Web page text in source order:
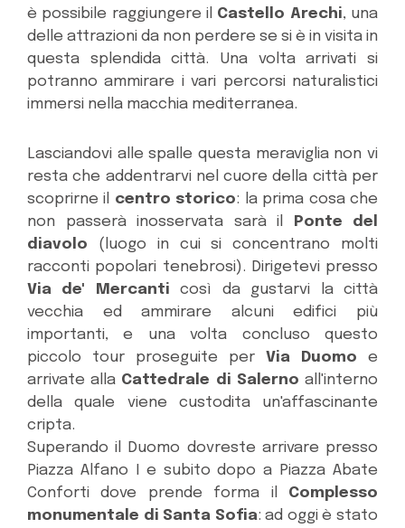
è possibile raggiungere il Castello Arechi, una
delle attrazioni da non perdere se si è in visita in
questa splendida città. Una volta arrivati si
potranno ammirare i vari percorsi naturalistici
immersi nella macchia mediterranea.
Lasciandovi alle spalle questa meraviglia non vi
resta che addentrarvi nel cuore della città per
scoprirne il centro storico: la prima cosa che
non passerà inosservata sarà il
Ponte del
diavolo (luogo in cui si concentrano molti
racconti popolari tenebrosi). Dirigetevi presso
Via de' Mercanti così da gustarvi la città
vecchia ed ammirare alcuni edifici più
importanti, e una volta concluso questo
piccolo tour proseguite per Via Duomo e
arrivate alla Cattedrale di Salerno all'interno
della quale viene custodita un'affascinante
cripta.
Superando il Duomo dovreste arrivare presso
Piazza Alfano I e subito dopo a Piazza Abate
Conforti dove prende forma il Complesso
monumentale di Santa Sofia: ad oggi è stato